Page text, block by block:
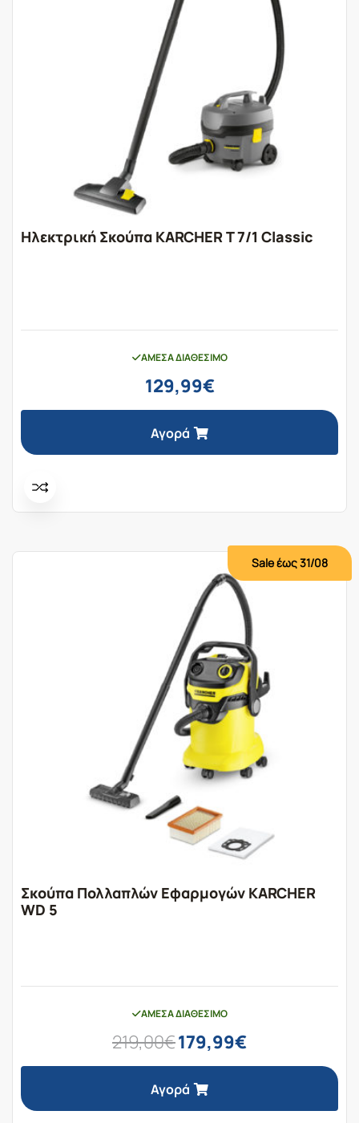
Ηλεκτρική Σκούπα KARCHER T 7/1 Classic
ΆΜΕΣΑ ΔΙΑΘΈΣΙΜΟ
129,99€
Αγορά
Sale έως 31/08
Σκούπα Πολλαπλών Εφαρμογών KARCHER
WD 5
ΆΜΕΣΑ ΔΙΑΘΈΣΙΜΟ
219,00€ Original
price
was:
219,00€.
179,99€Η
τιμή
Αγορά